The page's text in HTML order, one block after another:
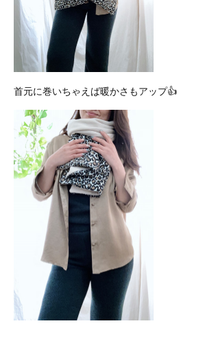
首元に巻いちゃえば暖かさもアップ👍